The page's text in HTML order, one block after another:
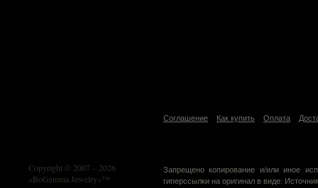
Copyright © 2007 – 2026
«BoGemma Jewelry»™
Соглашение Как купить Оплата
Запрещено копирование и/или иное
гиперссылки на оригинал в виде: